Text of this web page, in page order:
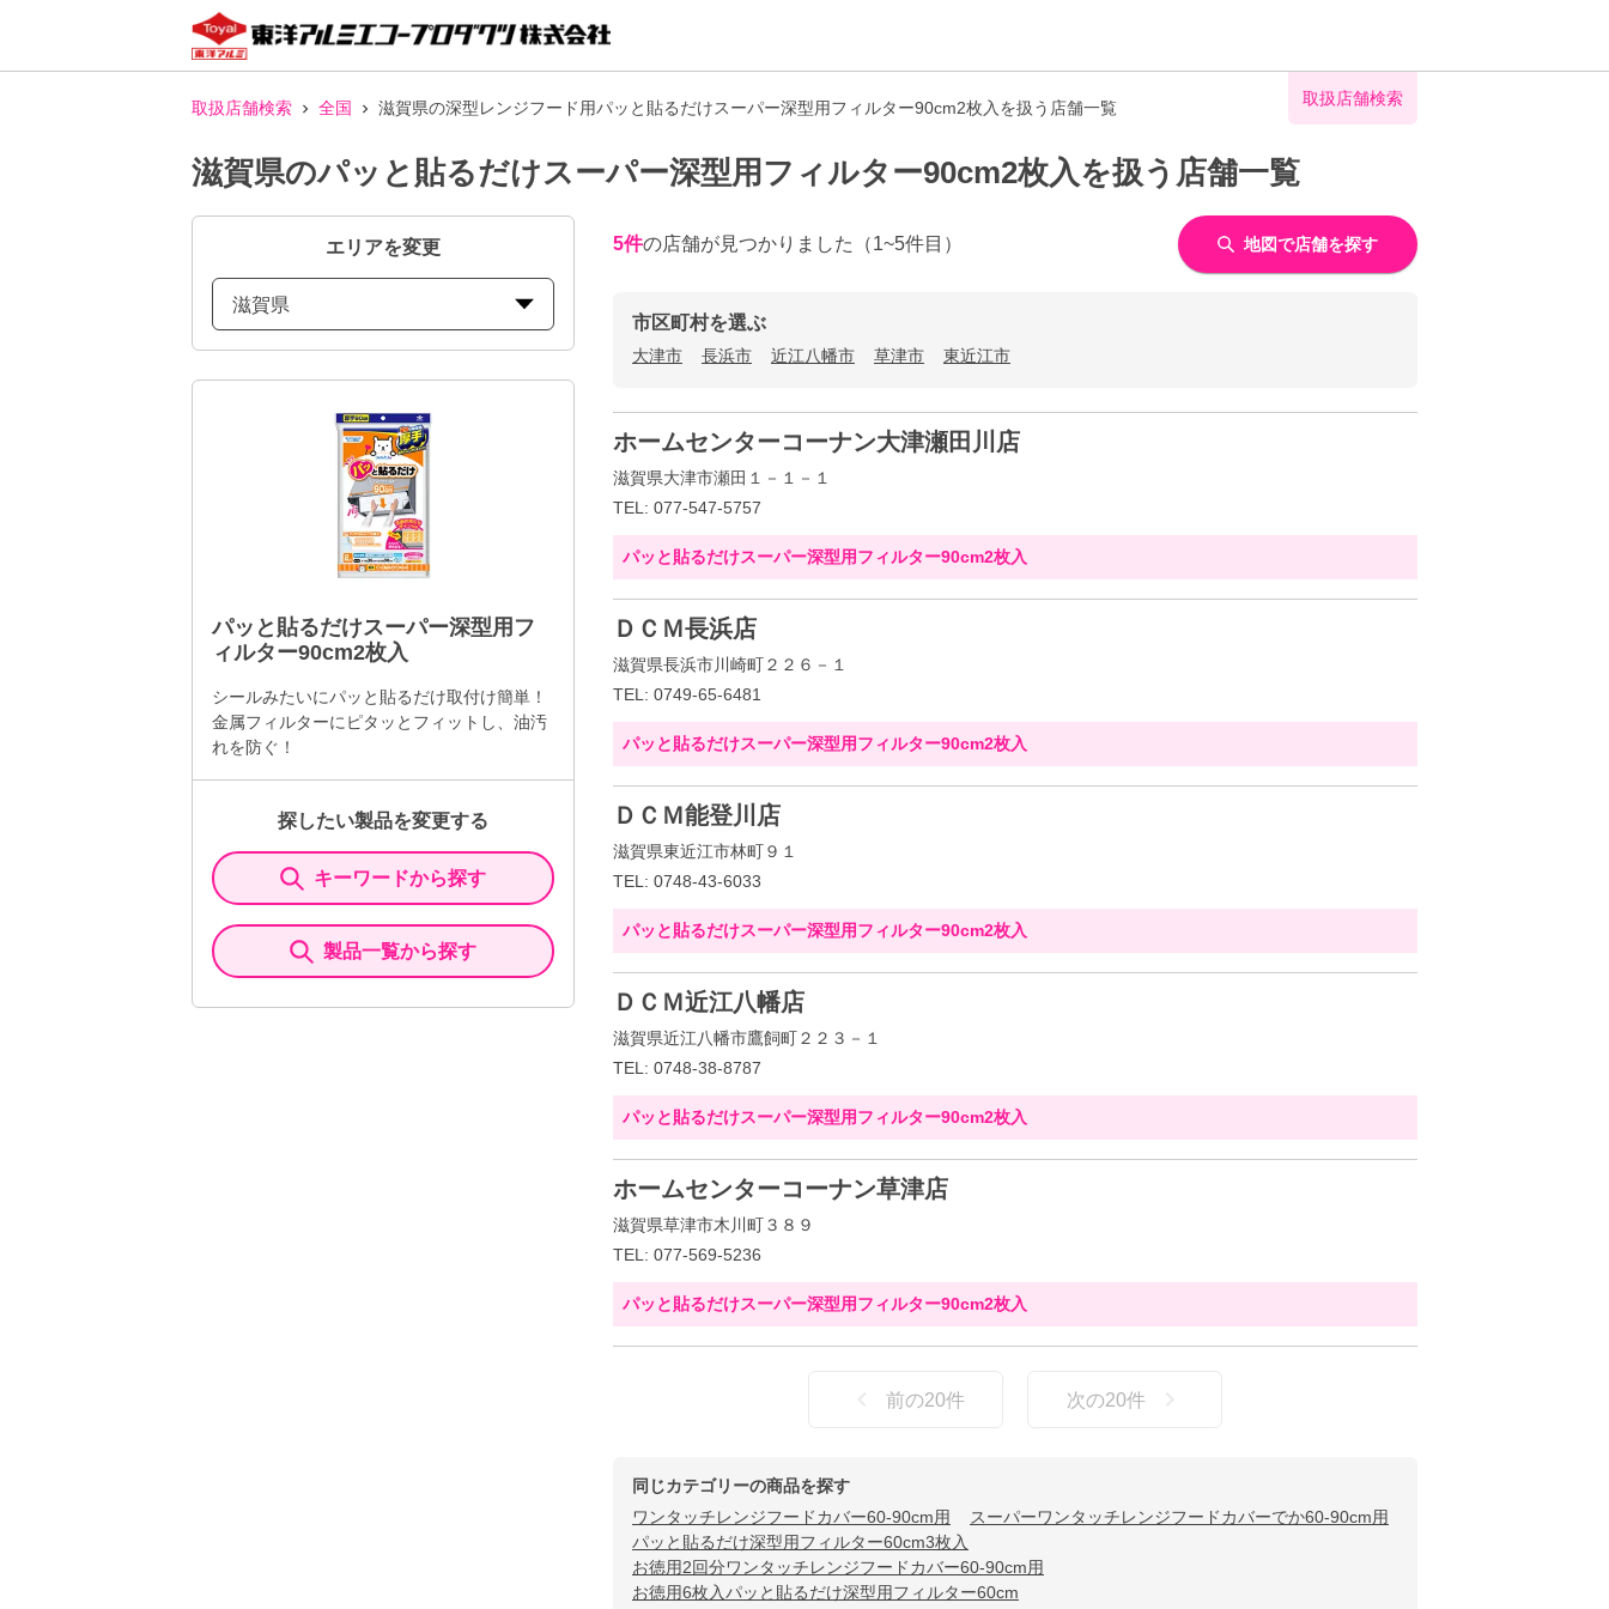
取扱店舗検索 全国 滋賀県の深型レンジフード用パッと貼るだけスーパー深型用フィルター90cm2枚入を扱う店舗一覧 取扱店舗検索
滋賀県のパッと貼るだけスーパー深型用フィルター90cm2枚入を扱う店舗一覧
エリアを変更
滋賀県
パッと貼るだけスーパー深型用フ
ィルター90cm2枚入
シールみたいにパッと貼るだけ取付け簡単！
金属フィルターにピタッとフィットし、油汚
れを防ぐ！
探したい製品を変更する
キーワードから探す
製品一覧から探す
5件の店舗が見つかりました （1~5件目） 地図で店舗を探す
市区町村を選ぶ
大津市 長浜市 近江八幡市 草津市 東近江市
ホームセンターコーナン大津瀬田川店
滋賀県大津市瀬田１－１－１
TEL: 077-547-5757
パッと貼るだけスーパー深型用フィルター90cm2枚入
ＤＣＭ長浜店
滋賀県長浜市川崎町２２６－１
TEL: 0749-65-6481
パッと貼るだけスーパー深型用フィルター90cm2枚入
ＤＣＭ能登川店
滋賀県東近江市林町９１
TEL: 0748-43-6033
パッと貼るだけスーパー深型用フィルター90cm2枚入
ＤＣＭ近江八幡店
滋賀県近江八幡市鷹飼町２２３－１
TEL: 0748-38-8787
パッと貼るだけスーパー深型用フィルター90cm2枚入
ホームセンターコーナン草津店
滋賀県草津市木川町３８９
TEL: 077-569-5236
パッと貼るだけスーパー深型用フィルター90cm2枚入
前の20件 次の20件
同じカテゴリーの商品を探す
ワンタッチレンジフードカバー60-90cm用
スーパーワンタッチレンジフードカバーでか60-90cm用
パッと貼るだけ深型用フィルター60cm3枚入
お徳用2回分ワンタッチレンジフードカバー60-90cm用
お徳用6枚入パッと貼るだけ深型用フィルター60cm